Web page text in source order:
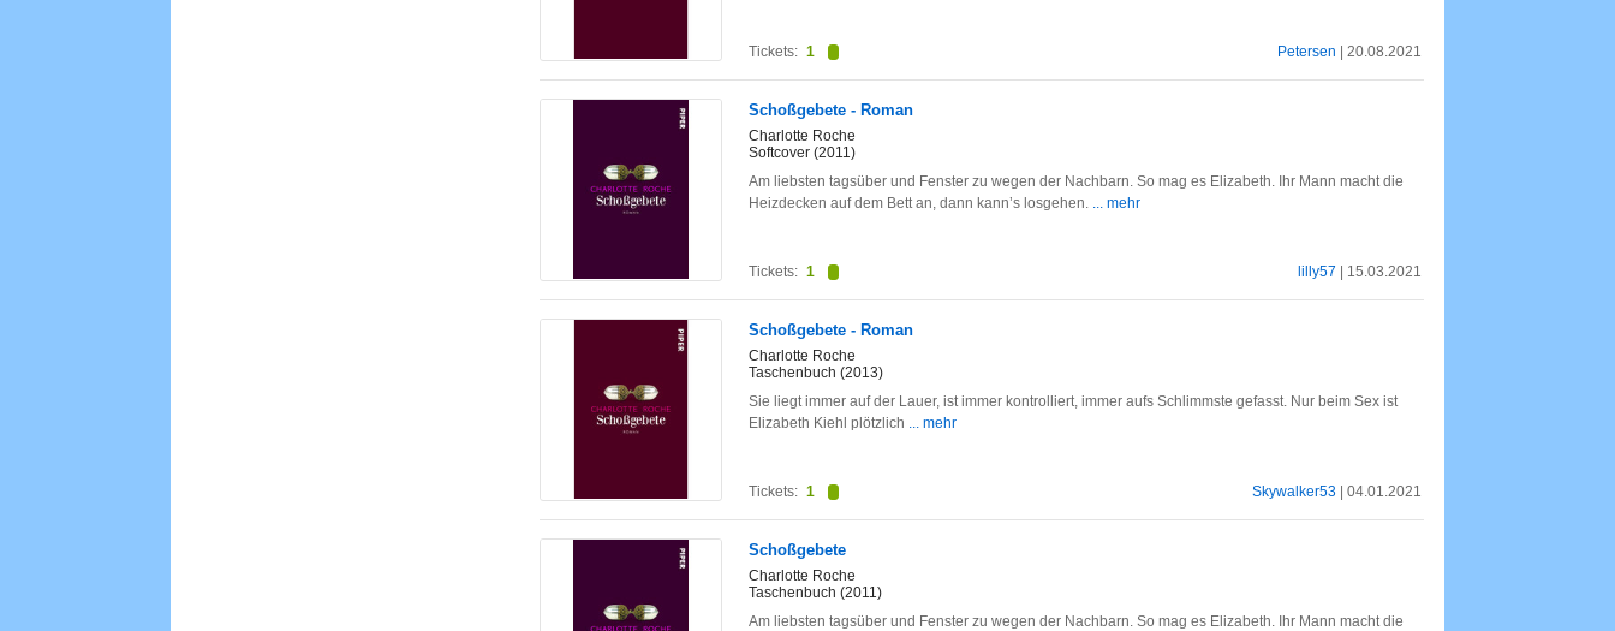
Petersen | 20.08.2021
Tickets: 1
Schoßgebete - Roman
Charlotte Roche
Softcover (2011)
Am liebsten tagsüber und Fenster zu wegen der Nachbarn. So mag es Elizabeth. Ihr Mann macht die
Heizdecken auf dem Bett an, dann kann’s losgehen. ... mehr
lilly57 | 15.03.2021
Tickets: 1
Schoßgebete - Roman
Charlotte Roche
Taschenbuch (2013)
Sie liegt immer auf der Lauer, ist immer kontrolliert, immer aufs Schlimmste gefasst. Nur beim Sex ist
Elizabeth Kiehl plötzlich ... mehr
Skywalker53 | 04.01.2021
Tickets: 1
Schoßgebete
Charlotte Roche
Taschenbuch (2011)
Am liebsten tagsüber und Fenster zu wegen der Nachbarn. So mag es Elizabeth. Ihr Mann macht die